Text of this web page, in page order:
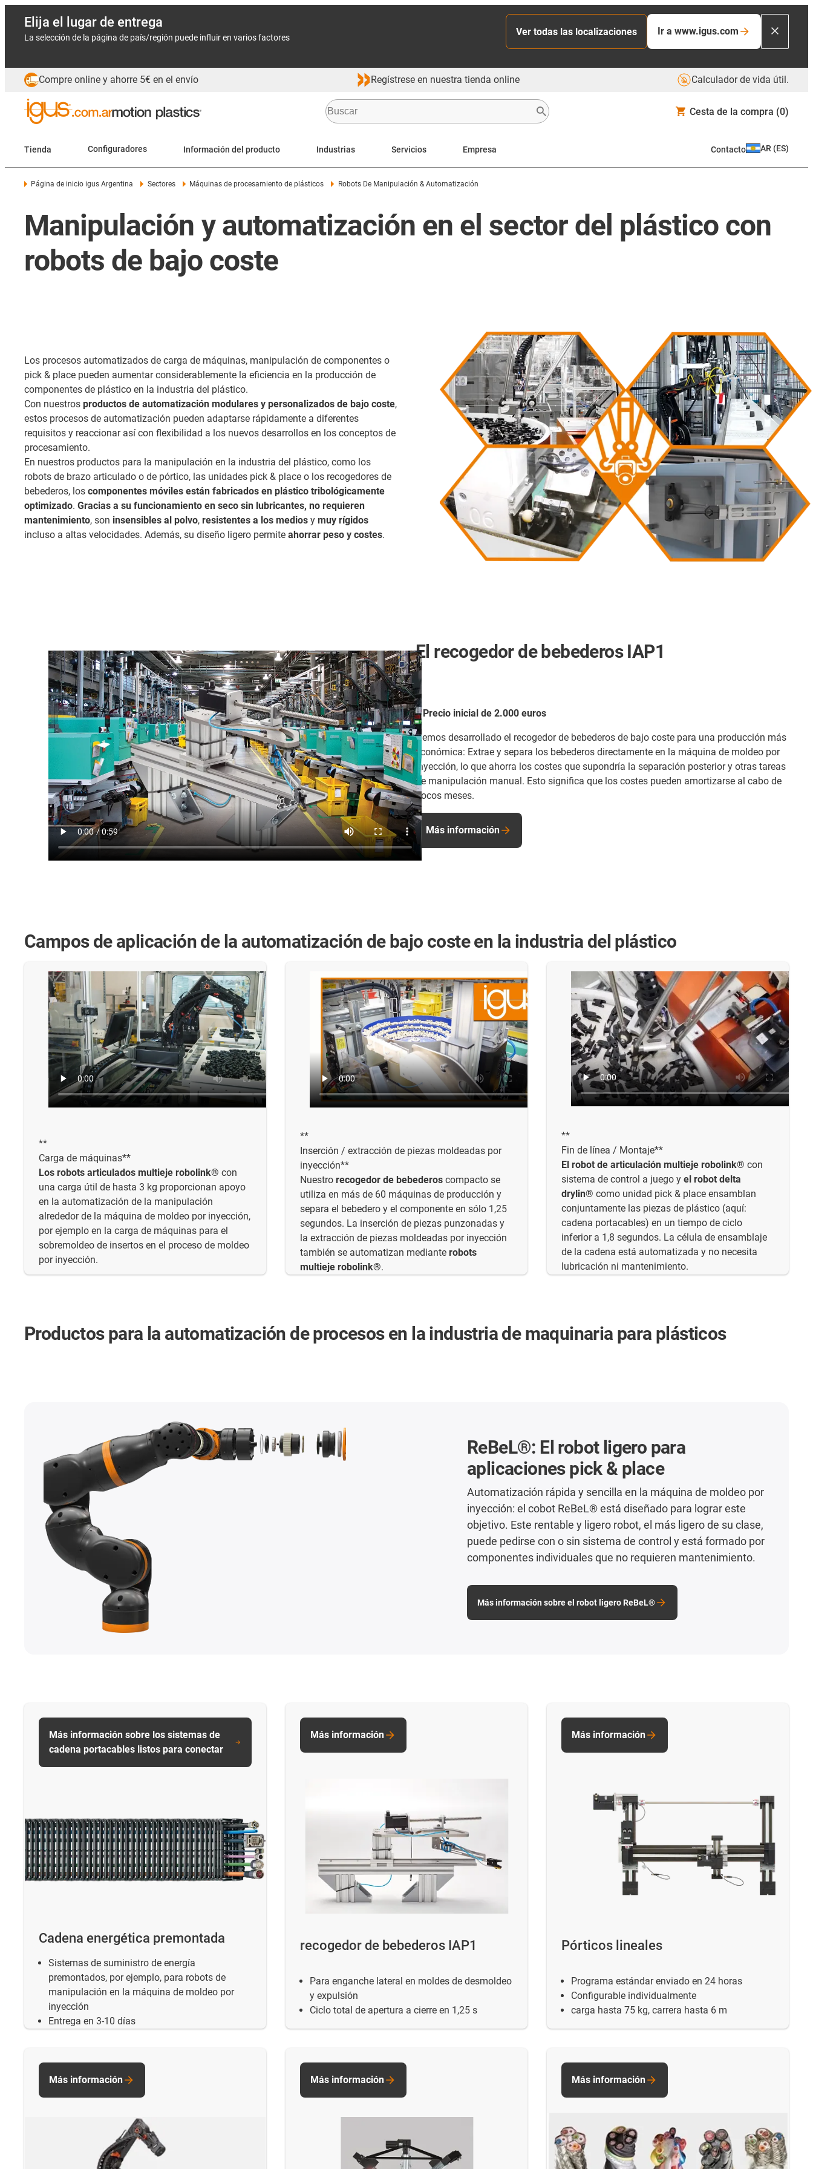
Elija el lugar de entrega
La selección de la página de país/región puede influir en varios factores
Ver todas las localizaciones Ir a www.igus.com
Compre online y ahorre 5€ en el envío Regístrese en nuestra tienda online Calculador de vida útil.
Cesta de la compra (0)
Tienda Configuradores Información del producto Industrias Servicios Empresa Contacto AR (ES)
Página de inicio igus Argentina Sectores Máquinas de procesamiento de plásticos Robots De Manipulación & Automatización
Manipulación y automatización en el sector del plástico con
robots de bajo coste
Los procesos automatizados de carga de máquinas, manipulación de componentes o
pick & place pueden aumentar considerablemente la eficiencia en la producción de
componentes de plástico en la industria del plástico.
Con nuestros productos de automatización modulares y personalizados de bajo coste,
estos procesos de automatización pueden adaptarse rápidamente a diferentes
requisitos y reaccionar así con flexibilidad a los nuevos desarrollos en los conceptos de
procesamiento.
En nuestros productos para la manipulación en la industria del plástico, como los
robots de brazo articulado o de pórtico, las unidades pick & place o los recogedores de
bebederos, los componentes móviles están fabricados en plástico tribológicamente
optimizado. Gracias a su funcionamiento en seco sin lubricantes, no requieren
mantenimiento, son insensibles al polvo, resistentes a los medios y muy rígidos
incluso a altas velocidades. Además, su diseño ligero permite ahorrar peso y costes.
El recogedor de bebederos IAP1
< Precio inicial de 2.000 euros
Hemos desarrollado el recogedor de bebederos de bajo coste para una producción más
económica: Extrae y separa los bebederos directamente en la máquina de moldeo por
inyección, lo que ahorra los costes que supondría la separación posterior y otras tareas
de manipulación manual. Esto significa que los costes pueden amortizarse al cabo de
pocos meses.
Más información
Campos de aplicación de la automatización de bajo coste en la industria del plástico
**
Carga de máquinas**
Los robots articulados multieje robolink® con
una carga útil de hasta 3 kg proporcionan apoyo
en la automatización de la manipulación
alrededor de la máquina de moldeo por inyección,
por ejemplo en la carga de máquinas para el
sobremoldeo de insertos en el proceso de moldeo
por inyección.
**
Inserción / extracción de piezas moldeadas por
inyección**
Nuestro recogedor de bebederos compacto se
utiliza en más de 60 máquinas de producción y
separa el bebedero y el componente en sólo 1,25
segundos. La inserción de piezas punzonadas y
la extracción de piezas moldeadas por inyección
también se automatizan mediante robots
multieje robolink®.
**
Fin de línea / Montaje**
El robot de articulación multieje robolink® con
sistema de control a juego y el robot delta
drylin® como unidad pick & place ensamblan
conjuntamente las piezas de plástico (aquí:
cadena portacables) en un tiempo de ciclo
inferior a 1,8 segundos. La célula de ensamblaje
de la cadena está automatizada y no necesita
lubricación ni mantenimiento.
Productos para la automatización de procesos en la industria de maquinaria para plásticos
ReBeL®: El robot ligero para
aplicaciones pick & place
Automatización rápida y sencilla en la máquina de moldeo por
inyección: el cobot ReBeL® está diseñado para lograr este
objetivo. Este rentable y ligero robot, el más ligero de su clase,
puede pedirse con o sin sistema de control y está formado por
componentes individuales que no requieren mantenimiento.
Más información sobre el robot ligero ReBeL®
Cadena energética premontada
Sistemas de suministro de energía
premontados, por ejemplo, para robots de
manipulación en la máquina de moldeo por
inyección
Entrega en 3-10 días
Más información sobre los sistemas de
cadena portacables listos para conectar
recogedor de bebederos IAP1
Para enganche lateral en moldes de desmoldeo
y expulsión
Ciclo total de apertura a cierre en 1,25 s
Más información
Pórticos lineales
Programa estándar enviado en 24 horas
Configurable individualmente
carga hasta 75 kg, carrera hasta 6 m
Más información
Más información Más información Más información